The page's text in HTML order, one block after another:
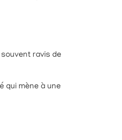
souvent ravis de
qui mène à une